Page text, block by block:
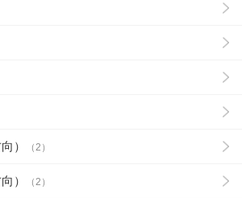
） （2）
） （2）